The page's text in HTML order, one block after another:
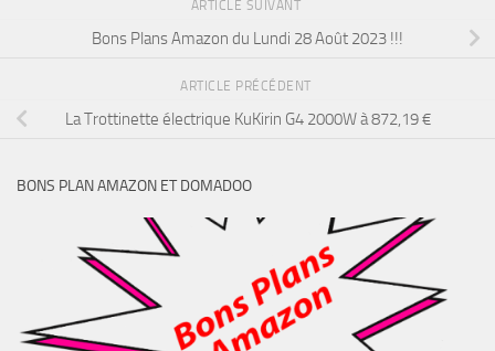
ARTICLE SUIVANT
Bons Plans Amazon du Lundi 28 Août 2023 !!!
ARTICLE PRÉCÉDENT
La Trottinette électrique KuKirin G4 2000W à 872,19 €
BONS PLAN AMAZON ET DOMADOO